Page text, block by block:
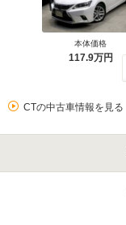
本体価格
117.9万円
CTの中古車情報を見る